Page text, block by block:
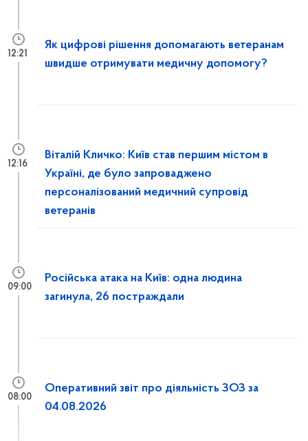
Як цифрові рішення допомагають ветеранам
швидше отримувати медичну допомогу?
12:21
Віталій Кличко: Київ став першим містом в
Україні, де було запроваджено
персоналізований медичний супровід
ветеранів
12:16
Російська атака на Київ: одна людина
загинула, 26 постраждали
09:00
Оперативний звіт про діяльність ЗОЗ за
04.08.2026
08:00